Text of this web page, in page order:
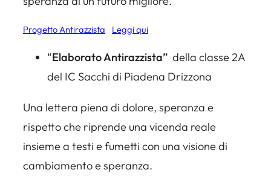
Progetto Antirazzista Leggi qui
“Elaborato Antirazzista” della classe 2A
del IC Sacchi di Piadena Drizzona
Una lettera piena di dolore, speranza e
rispetto che riprende una vicenda reale
insieme a testi e fumetti con una visione di
cambiamento e speranza.